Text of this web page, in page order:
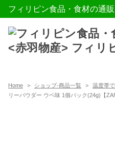
フィリピン食品・食材の通
Home ショップ-商品一覧 温度帯
リーパウダー ウベ味 1個パック(24g)【